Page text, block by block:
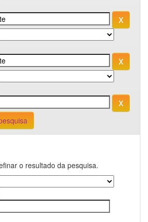
o resultado da pesquisa.